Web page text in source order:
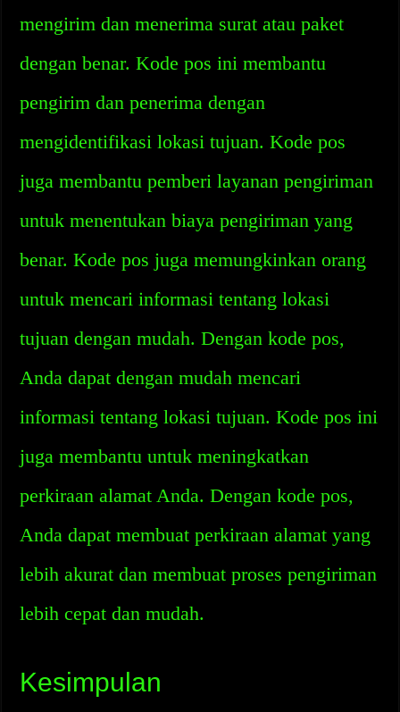
mengirim dan menerima surat atau paket
dengan benar. Kode pos ini membantu
pengirim dan penerima dengan
mengidentifikasi lokasi tujuan. Kode pos
juga membantu pemberi layanan pengiriman
untuk menentukan biaya pengiriman yang
benar. Kode pos juga memungkinkan orang
untuk mencari informasi tentang lokasi
tujuan dengan mudah. Dengan kode pos,
Anda dapat dengan mudah mencari
informasi tentang lokasi tujuan. Kode pos ini
juga membantu untuk meningkatkan
perkiraan alamat Anda. Dengan kode pos,
Anda dapat membuat perkiraan alamat yang
lebih akurat dan membuat proses pengiriman
lebih cepat dan mudah.
Kesimpulan